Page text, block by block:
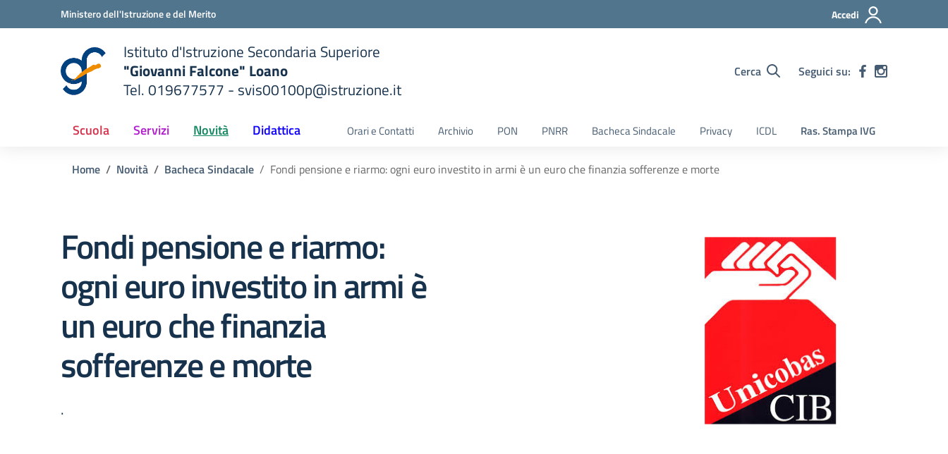
Vai ai contenuti
Vai al menu di navigazioneMinistero dell'Istruzione e del Merito Accedi
Istituto d'Istruzione Secondaria Superiore
"Giovanni Falcone" Loano
Tel. 019677577 - svis00100p@istruzione.it
Cerca Seguici su:
Scuola Servizi Novità Didattica Orari e Contatti Archivio PON PNRR Bacheca Sindacale Privacy ICDL Ras. Stampa IVG
Home Novità Bacheca Sindacale Fondi pensione e riarmo: ogni euro investito in armi è un euro che finanzia sofferenze e morte
Fondi pensione e riarmo:
ogni euro investito in armi è
un euro che finanzia
sofferenze e morte
.